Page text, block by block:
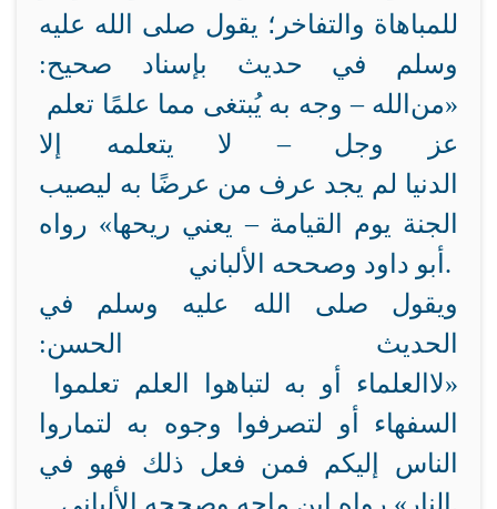
للمباهاة والتفاخر؛ يقول صلى الله عليه
وسلم في حديث بإسناد صحيح:
«من
تعلم علما مما يُبتغى به وجه الله –
عز وجل – لا يتعلمه إلا
ليصيب به عرضا من الدنيا لم يجد عرف
الجنة يوم القيامة – يعني ريحها» رواه
أبو داود وصححه الألباني.
ويقول صلى الله عليه وسلم في
الحديث الحسن:
«لا
تعلموا العلم لتباهوا به
العلماء أو
لتماروا
به
السفهاء أو لتصرفوا وجوه
الناس إليكم فمن فعل ذلك فهو في